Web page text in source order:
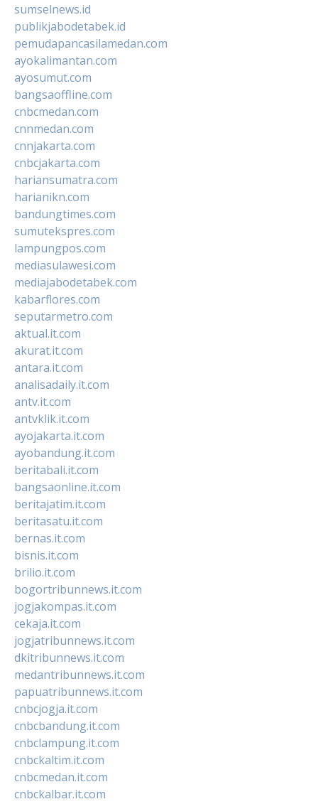
sumselnews.id
publikjabodetabek.id
pemudapancasilamedan.com
ayokalimantan.com
ayosumut.com
bangsaoffline.com
cnbcmedan.com
cnnmedan.com
cnnjakarta.com
cnbcjakarta.com
hariansumatra.com
harianikn.com
bandungtimes.com
sumutekspres.com
lampungpos.com
mediasulawesi.com
mediajabodetabek.com
kabarflores.com
seputarmetro.com
aktual.it.com
akurat.it.com
antara.it.com
analisadaily.it.com
antv.it.com
antvklik.it.com
ayojakarta.it.com
ayobandung.it.com
beritabali.it.com
bangsaonline.it.com
beritajatim.it.com
beritasatu.it.com
bernas.it.com
bisnis.it.com
brilio.it.com
bogortribunnews.it.com
jogjakompas.it.com
cekaja.it.com
jogjatribunnews.it.com
dkitribunnews.it.com
medantribunnews.it.com
papuatribunnews.it.com
cnbcjogja.it.com
cnbcbandung.it.com
cnbclampung.it.com
cnbckaltim.it.com
cnbcmedan.it.com
cnbckalbar.it.com